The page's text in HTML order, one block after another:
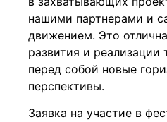
нашими партнерами и
движением. Это
развития и реализации
перед собой новые
перспективы.
Заявка на участие в